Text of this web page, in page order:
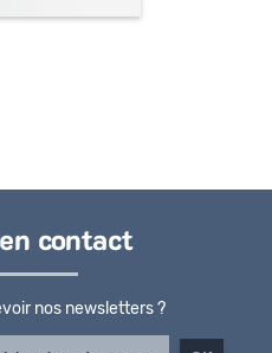
contact
nos newsletters ?